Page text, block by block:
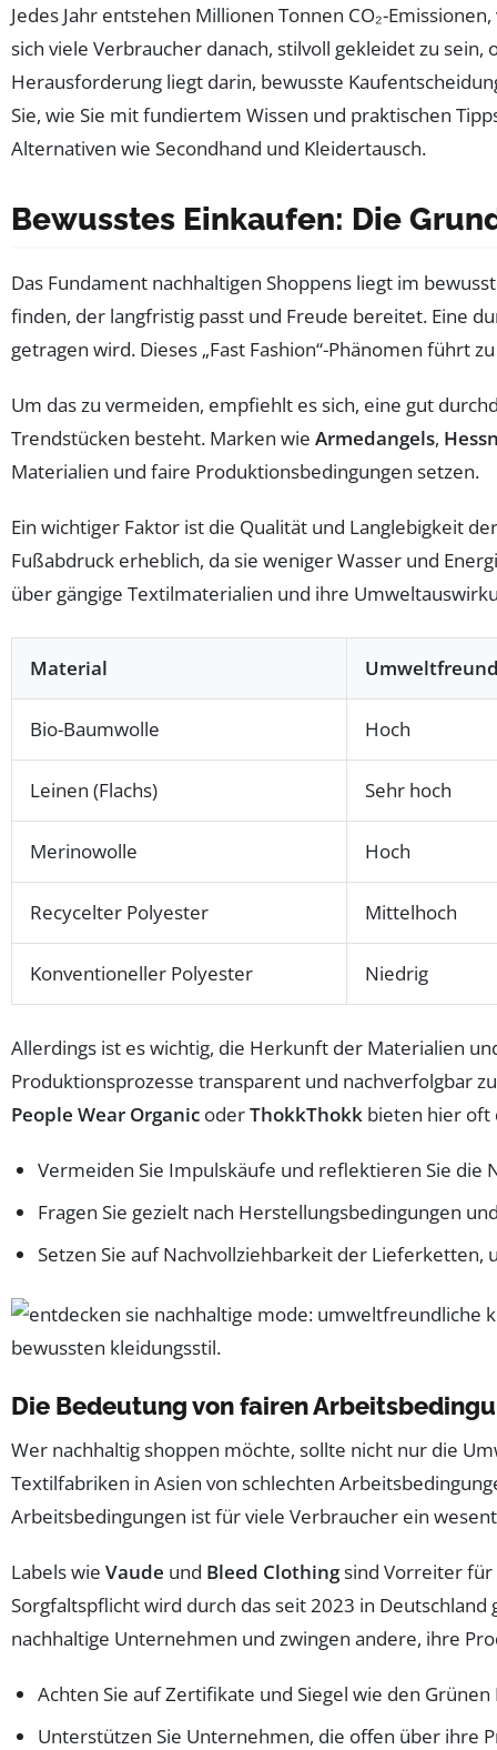
Jedes Jahr entstehen Millionen Tonnen CO₂-
sich viele Verbraucher danach, stilvoll gekleidet zu sein,
Herausforderung liegt darin, bewusste
Sie, wie Sie mit fundiertem Wissen und praktischen
Alternativen wie Secondhand und Kleidertausch.
Bewusstes Einkaufen: Die
Das Fundament nachhaltigen Shoppens liegt im
finden, der langfristig passt und Freude bereitet. Eine
getragen wird. Dieses „Fast Fashion“-Phänomen führt
Um das zu vermeiden, empfiehlt es sich, eine gut
Trendstücken besteht. Marken wie Armedangels,
Materialien und faire Produktionsbedingungen setzen.
Ein wichtiger Faktor ist die Qualität und Langlebigkeit
Fußabdruck erheblich, da sie weniger Wasser und
über gängige Textilmaterialien und ihre
Material
Bio-Baumwolle Hoch
Leinen (Flachs) Sehr hoch
Merinowolle Hoch
Recycelter Polyester Mittelhoch
Konventioneller Polyester Niedrig
Allerdings ist es wichtig, die Herkunft der Materialien
Produktionsprozesse transparent und nachverfolgbar
People Wear Organic oderThokkThokk bieten hier
Vermeiden Sie Impulskäufe und reflektieren Sie die
Fragen Sie gezielt nach Herstellungsbedingungen
Setzen Sie auf Nachvollziehbarkeit der Lieferketten,
Die Bedeutung von fairen
Wer nachhaltig shoppen möchte, sollte nicht nur die
Textilfabriken in Asien von schlechten
Arbeitsbedingungen ist für viele Verbraucher ein
Labels wie Vaude und Bleed Clothingsind Vorreiter für
Sorgfaltspflicht wird durch das seit 2023 in
nachhaltige Unternehmen und zwingen andere, ihre
Achten Sie auf Zertifikate und Siegel wie den Grünen
Unterstützen Sie Unternehmen, die offen über ihre